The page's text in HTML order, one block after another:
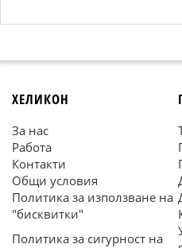
ХЕЛИКОН
За нас
Работа
Контакти
Общи условия
Политика за използване на
"бисквитки"
Политика за сигурност на